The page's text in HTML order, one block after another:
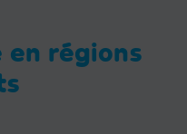
en régions